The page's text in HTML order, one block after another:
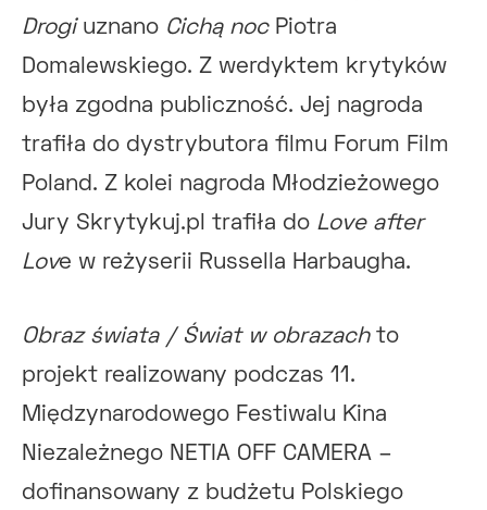
Drogiuznano Cichą nocPiotra
Domalewskiego. Z werdyktem krytyków
była zgodna publiczność. Jej nagroda
trafiła do dystrybutora filmu Forum Film
Poland. Z kolei nagroda Młodzieżowego
Jury Skrytykuj.pl trafiła do Love after
Love w reżyserii Russella Harbaugha.
Obraz świata / Świat w obrazachto
projekt realizowany podczas 11.
Międzynarodowego Festiwalu Kina
Niezależnego NETIA OFF CAMERA –
dofinansowany z budżetu Polskiego